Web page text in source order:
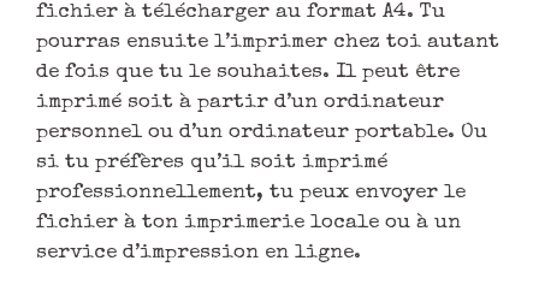
fichier à télécharger au format A4. Tu
pourras ensuite l’imprimer chez toi autant
de fois que tu le souhaites. Il peut être
imprimé soit à partir d’un ordinateur
personnel ou d’un ordinateur portable. Ou
si tu préfères qu’il soit imprimé
professionnellement, tu peux envoyer le
fichier à ton imprimerie locale ou à un
service d’impression en ligne.